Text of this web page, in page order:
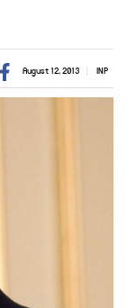
INP
August 12, 2013